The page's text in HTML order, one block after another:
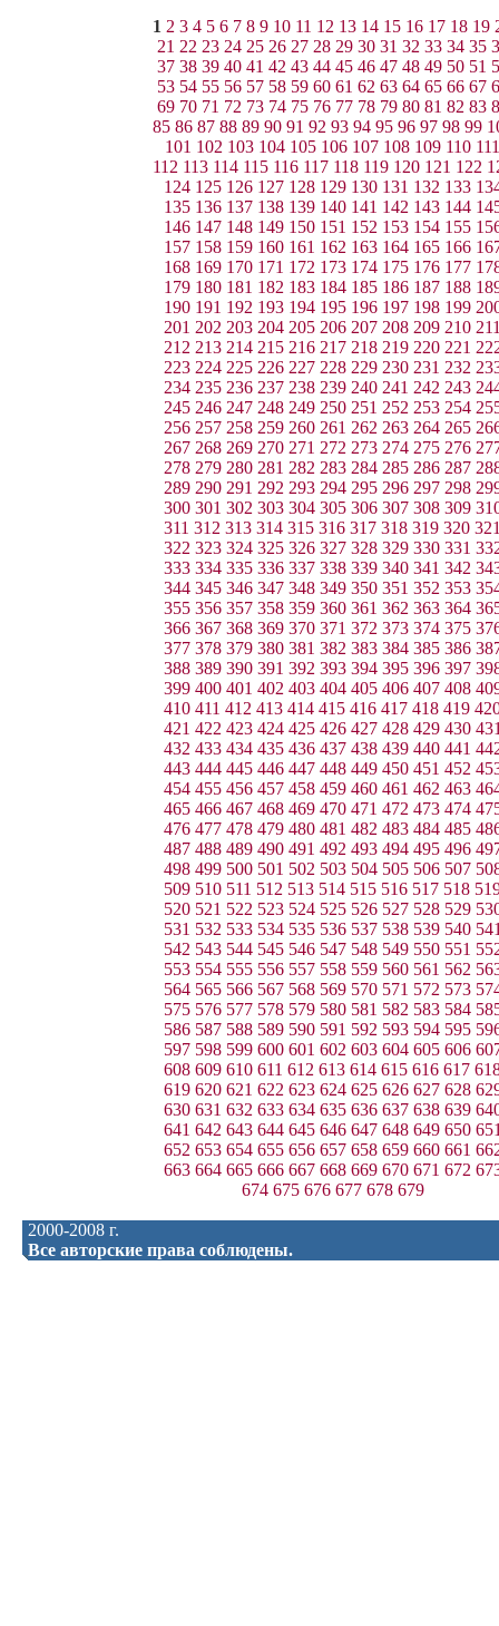
1 2 3 4 5 6 7 8 9 10 11 12 13 14 15 16 17 18 19
21 22 23 24 25 26 27 28 29 30 31 32 33 34 35
37 38 39 40 41 42 43 44 45 46 47 48 49 50 51
53 54 55 56 57 58 59 60 61 62 63 64 65 66 67
69 70 71 72 73 74 75 76 77 78 79 80 81 82 83
85 86 87 88 89 90 91 92 93 94 95 96 97 98 99
101 102 103 104 105 106 107 108 109 110 111
112 113 114 115 116 117 118 119 120 121 122
124 125 126 127 128 129 130 131 132 133
135 136 137 138 139 140 141 142 143 144
146 147 148 149 150 151 152 153 154 155
157 158 159 160 161 162 163 164 165 166
168 169 170 171 172 173 174 175 176 177
179 180 181 182 183 184 185 186 187 188
190 191 192 193 194 195 196 197 198 199
201 202 203 204 205 206 207 208 209 210
212 213 214 215 216 217 218 219 220 221
223 224 225 226 227 228 229 230 231 232
234 235 236 237 238 239 240 241 242 243
245 246 247 248 249 250 251 252 253 254
256 257 258 259 260 261 262 263 264 265
267 268 269 270 271 272 273 274 275 276
278 279 280 281 282 283 284 285 286 287
289 290 291 292 293 294 295 296 297 298
300 301 302 303 304 305 306 307 308 309
311 312 313 314 315 316 317 318 319 320
322 323 324 325 326 327 328 329 330 331
333 334 335 336 337 338 339 340 341 342
344 345 346 347 348 349 350 351 352 353
355 356 357 358 359 360 361 362 363 364
366 367 368 369 370 371 372 373 374 375
377 378 379 380 381 382 383 384 385 386
388 389 390 391 392 393 394 395 396 397
399 400 401 402 403 404 405 406 407 408
410 411 412 413 414 415 416 417 418 419
421 422 423 424 425 426 427 428 429 430
432 433 434 435 436 437 438 439 440 441
443 444 445 446 447 448 449 450 451 452
454 455 456 457 458 459 460 461 462 463
465 466 467 468 469 470 471 472 473 474
476 477 478 479 480 481 482 483 484 485
487 488 489 490 491 492 493 494 495 496
498 499 500 501 502 503 504 505 506 507
509 510 511 512 513 514 515 516 517 518
520 521 522 523 524 525 526 527 528 529
531 532 533 534 535 536 537 538 539 540
542 543 544 545 546 547 548 549 550 551
553 554 555 556 557 558 559 560 561 562
564 565 566 567 568 569 570 571 572 573
575 576 577 578 579 580 581 582 583 584
586 587 588 589 590 591 592 593 594 595
597 598 599 600 601 602 603 604 605 606
608 609 610 611 612 613 614 615 616 617
619 620 621 622 623 624 625 626 627 628
630 631 632 633 634 635 636 637 638 639
641 642 643 644 645 646 647 648 649 650
652 653 654 655 656 657 658 659 660 661
663 664 665 666 667 668 669 670 671 672
674 675 676 677 678 679
2000-2008 г.
Все авторские права соблюдены.